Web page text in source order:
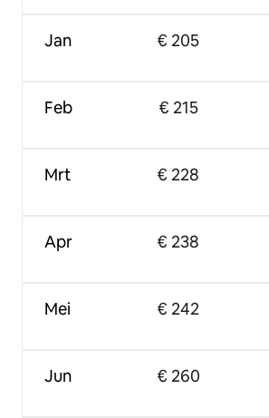
Jan
Feb
Mrt
Apr
Mei
Jun
€ 205
€ 215
€ 228
€ 238
€ 242
€ 260